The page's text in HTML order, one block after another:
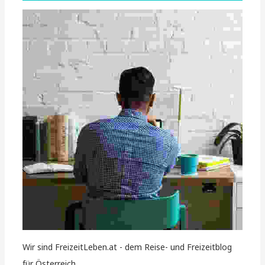
Wir sind FreizeitLeben.at - dem Reise- und Freizeitblog